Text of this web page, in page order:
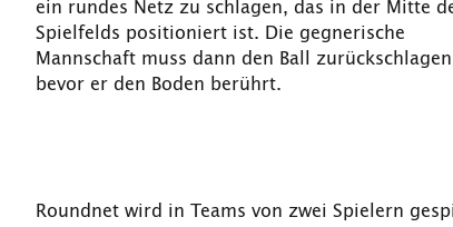
ein rundes Netz zu schlagen, das in der Mitte
Spielfelds positioniert ist. Die gegnerische
Mannschaft muss dann den Ball
bevor er den Boden berührt.
Roundnet wird in Teams von zwei Spielern